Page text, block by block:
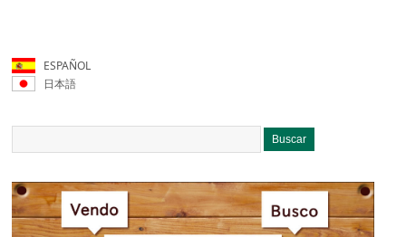
ESPAÑOL
日本語